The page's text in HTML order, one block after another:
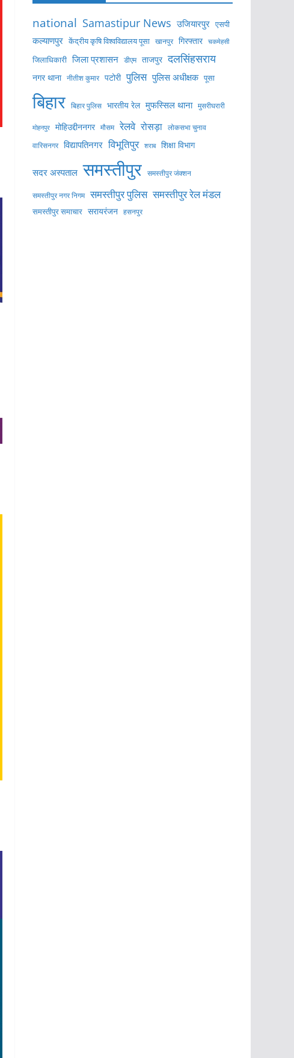
national Samastipur News उजियारपुर एसपी
कल्याणपुर केंद्रीय कृषि विश्वविद्यालय पूसा खानपुर गिरफ्तार चकमेहसी
जिलाधिकारी जिला प्रशासन डीएम ताजपुर दलसिंहसराय
नगर थाना नीतीश कुमार पटोरी पुलिस पुलिस अधीक्षक पूसा
बिहार बिहार पुलिस भारतीय रेल मुफस्सिल थाना मुसरीघरारी
मोहनपुर मोहिउद्दीननगर मौसम रेलवे रोसड़ा लोकसभा चुनाव
वारिसनगर विद्यापतिनगर विभूतिपुर शराब शिक्षा विभाग
सदर अस्पताल समस्तीपुर समस्तीपुर जंक्शन
समस्तीपुर नगर निगम समस्तीपुर पुलिस समस्तीपुर रेल मंडल
समस्तीपुर समाचार सरायरंजन हसनपुर